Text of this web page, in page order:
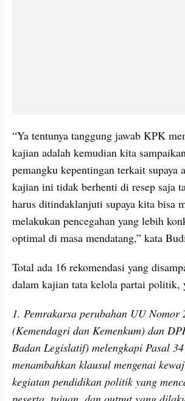
“Ya tentunya tanggung jawab KPK
kajian adalah kemudian kita
pemangku kepentingan terkait supaya
kajian ini tidak berhenti di resep saja
harus ditindaklanjuti supaya kita bisa
melakukan pencegahan yang lebih
optimal di masa mendatang,” kata
Total ada 16 rekomendasi yang
dalam kajian tata kelola partai politik,
1. Pemrakarsa perubahan UU Nomor
(Kemendagri dan Kemenkum) dan
Badan Legislatif) melengkapi Pasal
menambahkan klausul mengenai
kegiatan pendidikan politik yang